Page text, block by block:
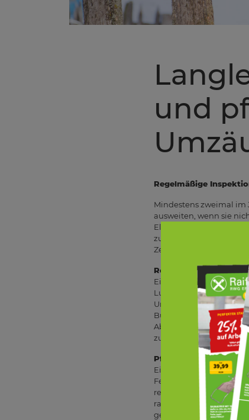
und
Regelmäßige
Mindestens zweimal im
ausweiten, wenn sie
Elemente
zu rosten, während
Zeit lockern – prüfe
Rostschutz für
Ein Metallzaun ist
Luftfeuchtigkeit oder in
Um dies zu verhindern,
Bürste entfernen,
Abschleifen empfiehlt
zu streichen. So bleibt
Pflege und Schutz von
Ein Holzzaun verleiht
Feuchtigkeit,
regelmäßige Reinigung
rau oder abgenutzt
geeignetes